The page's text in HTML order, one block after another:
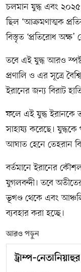
চলমান যুদ্ধ এবং ২০২৫
ছিল ‘আক্রমণাত্মক
বিস্তৃত ‘প্রতিরোধ
তবে এই যুদ্ধ আরও
প্রণালি ও এর সূত্রে
ইরানের জন্য বিরাট
ফলে এই যুদ্ধ ইরানকে
সাহায্য করেছে।
আঘাত হেনে তেহরান
বর্তমানে ইরানের
যুগলবন্দী। তবে
ভূখণ্ড থেকে এবং
ব্যবহার করা হচ্ছে।
আরও পড়ুন